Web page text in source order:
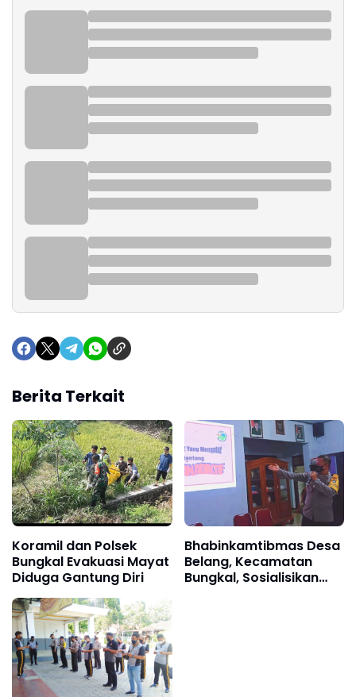
Berita Terkait
Koramil dan Polsek
Bungkal Evakuasi Mayat
Diduga Gantung Diri
Bhabinkamtibmas Desa
Belang, Kecamatan
Bungkal, Sosialisikan